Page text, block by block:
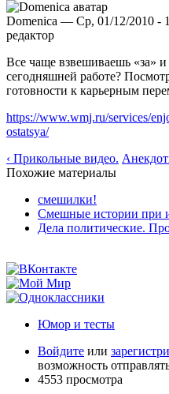
Domenica — Ср, 01/12/2010 -
редактор
Все чаще взвешиваешь «за»
сегодняшней работе?
готовности к карьерным
https://www.wmj.ru/services/
ostatsya/
‹ Прикольные видео.
Похожие материалы
смешилки!
Смешные истории при
Дела политические.
Юмор и тесты
Войдите или
возможность
4553 просмотра